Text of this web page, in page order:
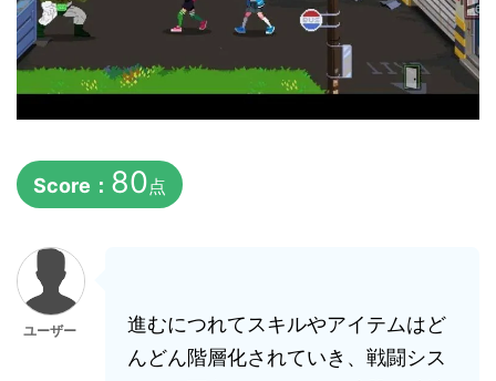
Score： 80点
ユーザー
進むにつれてスキルやアイテムはど
んどん階層化されていき、戦闘シス